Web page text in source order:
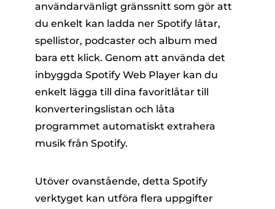
användarvänligt gränssnitt som gör att
du enkelt kan ladda ner Spotify låtar,
spellistor, podcaster och album med
bara ett klick. Genom att använda det
inbyggda Spotify Web Player kan du
enkelt lägga till dina favoritlåtar till
konverteringslistan och låta
programmet automatiskt extrahera
musik från Spotify.
Utöver ovanstående, detta Spotify
verktyget kan utföra flera uppgifter